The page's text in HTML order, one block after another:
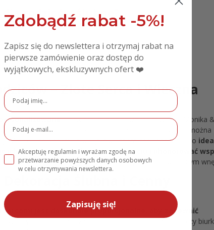
rodziców ślubne?
– Złote Serca i Wieczna
– zawiera imiona nowożeńców (np. "Monika &
elegancki napis "Kochani Rodzice" który również można
ZA", co podkreśla wyjątkowy charakter upominku. To
ich niezastąpioną rolę w Waszym życiu i uhonorować
dzięki której doskonale prezentuje się ono w każdym
Ślubna i Cenny
jest doskonale proporcjonalne, aby zapewnić
by bez problemu zmieścić się na półce, komodzie czy
Zdobądź rabat -5%!
Zapisz się do newslettera i otrzymaj rabat na
pierwsze zamówienie oraz dostęp do
wyjątkowych, ekskluzywnych ofert ❤️
Akceptuję regulamin i wyrażam zgodę na
przetwarzanie powyższych danych osobowych
w celu otrzymywania newslettera.
Zapisuję się!